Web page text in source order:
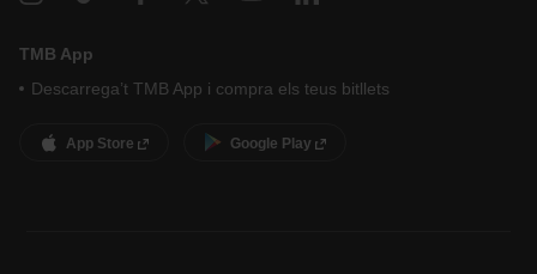
TMB App
Descarrega’t TMB App i compra els teus bitllets
App Store Google Play